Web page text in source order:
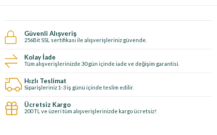
Güvenli Alışveriş
256Bit SSL sertifikası ile alışverişleriniz güvende.
Kolay İade
Tüm alışverişlerinizde 30 gün içinde iade ve değişim garantisi.
Hızlı Teslimat
Siparişleriniz 1-3 iş günü içinde teslim edilir.
Ücretsiz Kargo
200 TL ve üzeri tüm alışverişlerinizde kargo ücretsiz!